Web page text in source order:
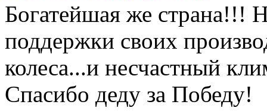
Богатейшая же страна!!!
поддержки своих
колеса...и несчастный
Спасибо деду за Победу!